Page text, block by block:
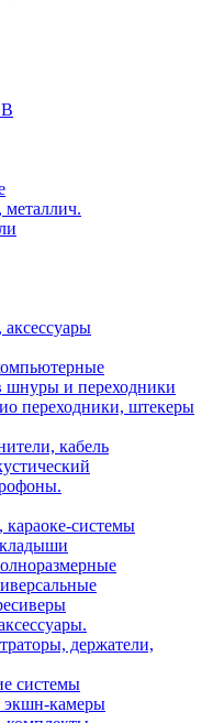
шнуры и переходники
переходники, штекеры
кабель
системы
держатели,
системы
экшн-камеры